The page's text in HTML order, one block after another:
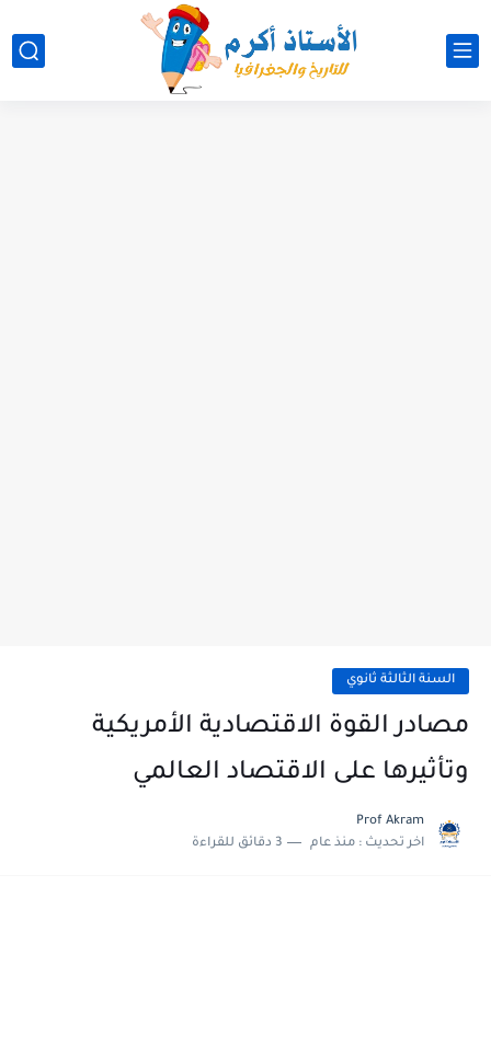
السنة الثالثة ثانوي
مصادر القوة الاقتصادية الأمريكية
وتأثيرها على الاقتصاد العالمي
Prof Akram
اخر تحديث : منذ عام 3 دقائق للقراءة